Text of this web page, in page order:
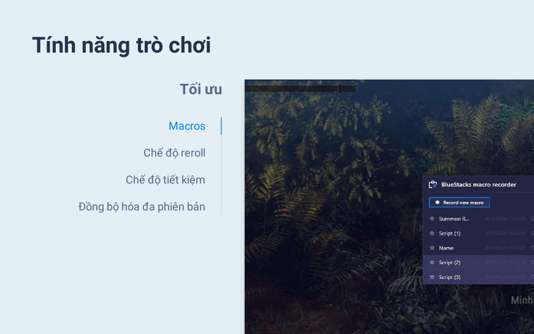
Tính năng trò chơi
Tối ưu
Macros
Chế độ reroll
Chế độ tiết kiệm
Đồng bộ hóa đa phiên bản